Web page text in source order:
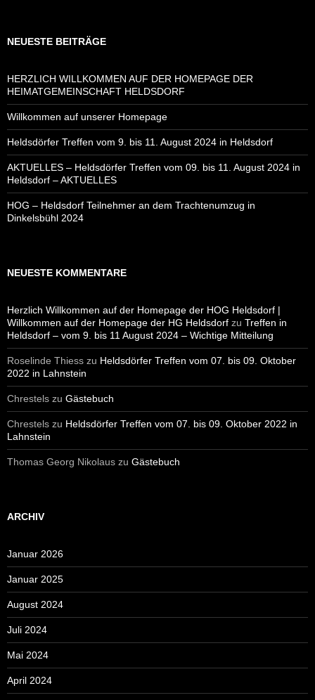
NEUESTE BEITRÄGE
HERZLICH WILLKOMMEN AUF DER HOMEPAGE DER
HEIMATGEMEINSCHAFT HELDSDORF
Willkommen auf unserer Homepage
Heldsdörfer Treffen vom 9. bis 11. August 2024 in Heldsdorf
AKTUELLES – Heldsdörfer Treffen vom 09. bis 11. August 2024 in
Heldsdorf – AKTUELLES
HOG – Heldsdorf Teilnehmer an dem Trachtenumzug in
Dinkelsbühl 2024
NEUESTE KOMMENTARE
Herzlich Willkommen auf der Homepage der HOG Heldsdorf |
Willkommen auf der Homepage der HG Heldsdorf zu Treffen in
Heldsdorf – vom 9. bis 11 August 2024 – Wichtige Mitteilung
Roselinde Thiess zu Heldsdörfer Treffen vom 07. bis 09. Oktober
2022 in Lahnstein
Chrestels zu Gästebuch
Chrestels zu Heldsdörfer Treffen vom 07. bis 09. Oktober 2022 in
Lahnstein
Thomas Georg Nikolaus zu Gästebuch
ARCHIV
Januar 2026
Januar 2025
August 2024
Juli 2024
Mai 2024
April 2024